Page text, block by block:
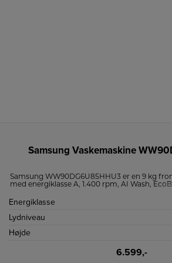
Samsung Vaskemaskine
Samsung WW90DG6U85HHU3 er en 9 kg
med energiklasse A, 1.400 rpm, AI Wash,
Wi‑Fi/SmartThings og støjsvag,
Energiklasse
Lydniveau
Højde
6.599,-